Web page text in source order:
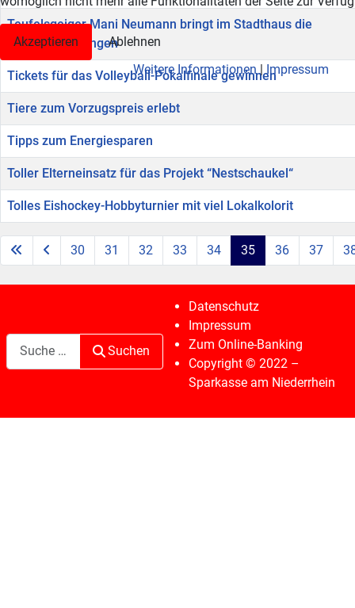
Teufelsgeiger Mani Neumann bringt im Stadthaus die
Puszta zum klingen
Tickets für das Volleyball-Pokalfinale gewinnen
Tiere zum Vorzugspreis erlebt
Tipps zum Energiesparen
Toller Elterneinsatz für das Projekt “Nestschaukel“
Tolles Eishockey-Hobbyturnier mit viel Lokalkolorit
Seite 35 von 41
30 31 32 33 34 35 36 37
Suchen
Suchen
Datenschutz
Impressum
Zum Online-Banking
Copyright © 2022 –
Sparkasse am Niederrhein
Akzeptieren
Ablehnen
Weitere Informationen | Impressum